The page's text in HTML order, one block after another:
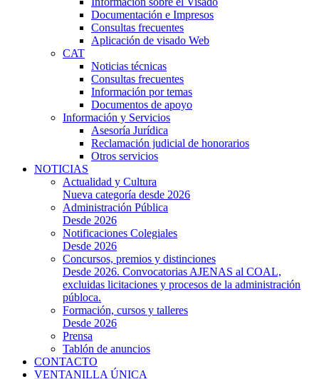
Documentación e Impresos
Consultas frecuentes
Aplicación de visado Web
CAT
Noticias técnicas
Consultas frecuentes
Información por temas
Documentos de apoyo
Información y Servicios
Asesoría Jurídica
Reclamación judicial de honorarios
Otros servicios
NOTICIAS
Actualidad y Cultura
Nueva categoría desde 2026
Administración Pública
Desde 2026
Notificaciones Colegiales
Desde 2026
Concursos, premios y distinciones
Desde 2026. Convocatorias AJENAS al COAL,
excluidas licitaciones y procesos de la administración
públoca.
Formación, cursos y talleres
Desde 2026
Prensa
Tablón de anuncios
CONTACTO
VENTANILLA ÚNICA